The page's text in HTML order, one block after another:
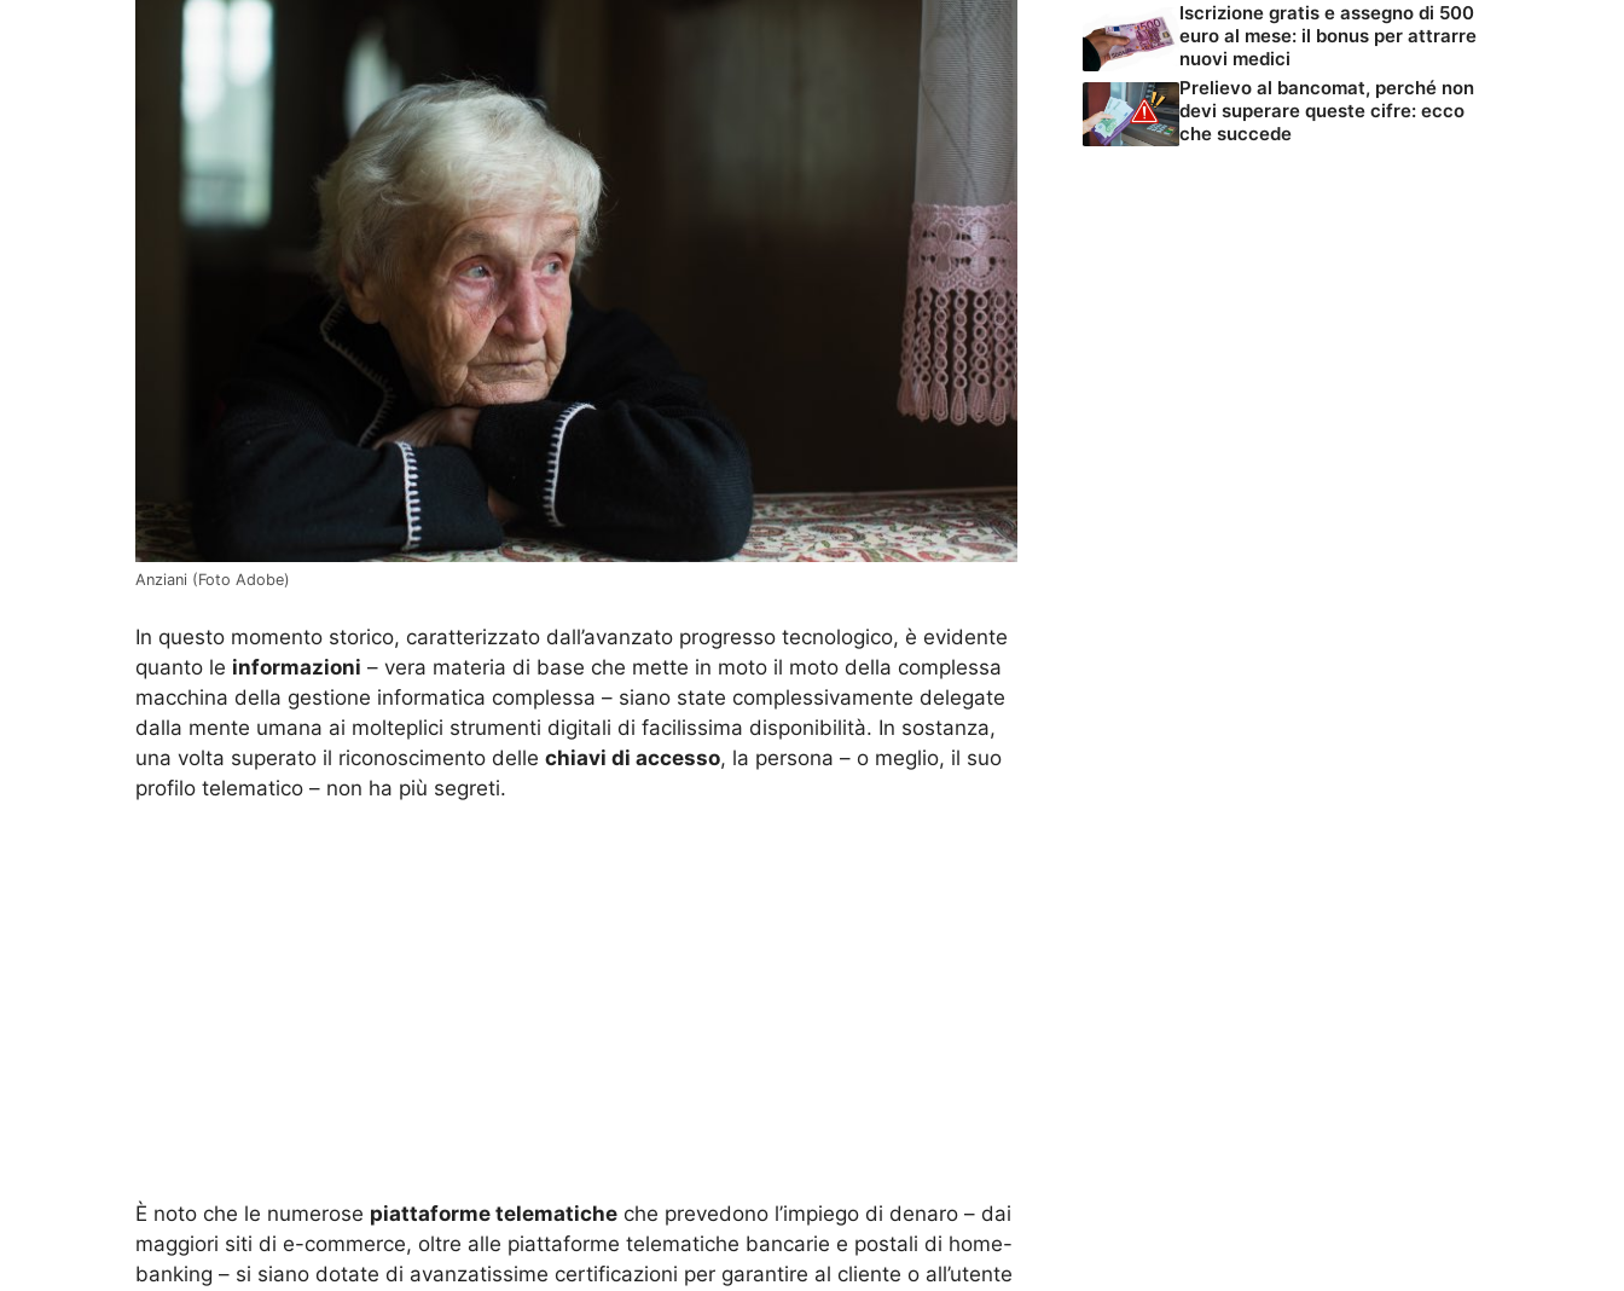
Anziani (Foto Adobe)
In questo momento storico, caratterizzato dall’avanzato progresso tecnologico, è evidente
quanto le informazioni – vera materia di base che mette in moto il moto della complessa
macchina della gestione informatica complessa – siano state complessivamente delegate
dalla mente umana ai molteplici strumenti digitali di facilissima disponibilità. In sostanza,
una volta superato il riconoscimento delle chiavi di accesso, la persona – o meglio, il suo
profilo telematico – non ha più segreti.
È noto che le numerose piattaforme telematiche che prevedono l’impiego di denaro – dai
maggiori siti di e-commerce, oltre alle piattaforme telematiche bancarie e postali di home-
banking – si siano dotate di avanzatissime certificazioni per garantire al cliente o all’utente
Iscrizione gratis e assegno di 500
euro al mese: il bonus per attrarre
nuovi medici
Prelievo al bancomat, perché non
devi superare queste cifre: ecco
che succede